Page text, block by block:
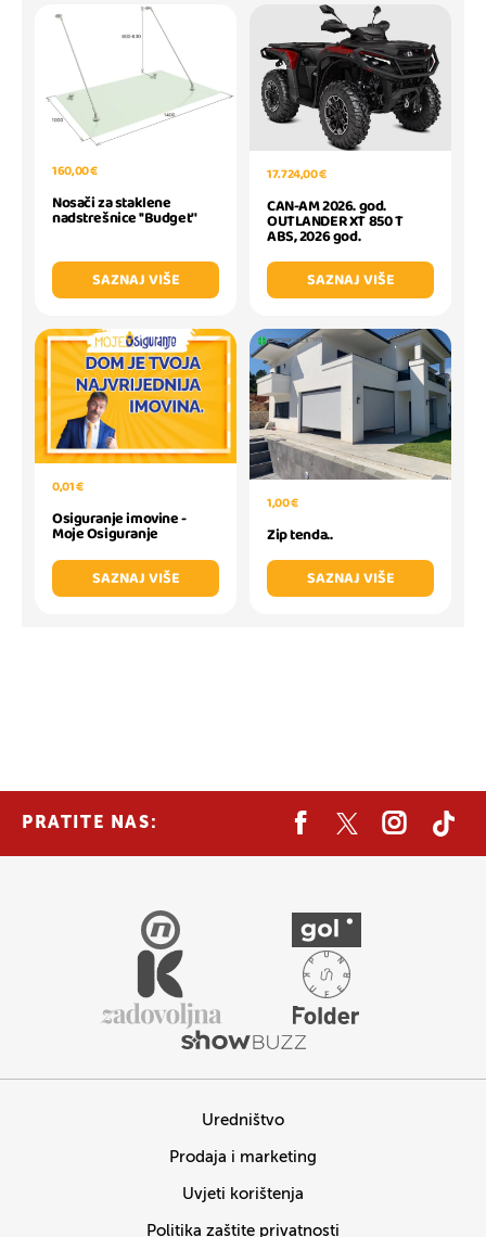
160,00 €
Nosači za staklene
nadstrešnice ''Budget''
SAZNAJ VIŠE
17.724,00 €
CAN-AM 2026. god.
OUTLANDER XT 850 T
ABS, 2026 god.
SAZNAJ VIŠE
0,01 €
Osiguranje imovine -
Moje Osiguranje
SAZNAJ VIŠE
1,00 €
Zip tenda..
SAZNAJ VIŠE
PRATITE NAS:
Uredništvo
Prodaja i marketing
Uvjeti korištenja
Politika zaštite privatnosti